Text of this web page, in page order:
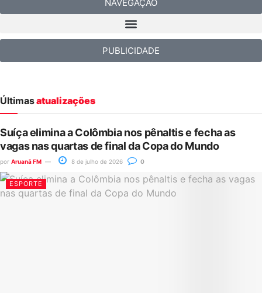
NAVEGAÇÃO
PUBLICIDADE
Últimasatualizações
Suíça elimina a Colômbia nos pênaltis e fecha as
vagas nas quartas de final da Copa do Mundo
por Aruanã FM 8 de julho de 2026 0
ESPORTE